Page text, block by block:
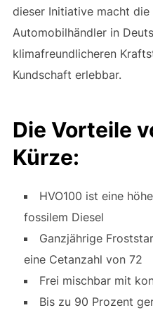
dieser Initiative macht die
Automobilhändler in
klimafreundlicheren
Kundschaft erlebbar.
Die Vorteile
Kürze:
HVO100 ist eine
fossilem Diesel
Ganzjährige
eine Cetanzahl von 72
Frei mischbar mit
Bis zu 90 Prozent